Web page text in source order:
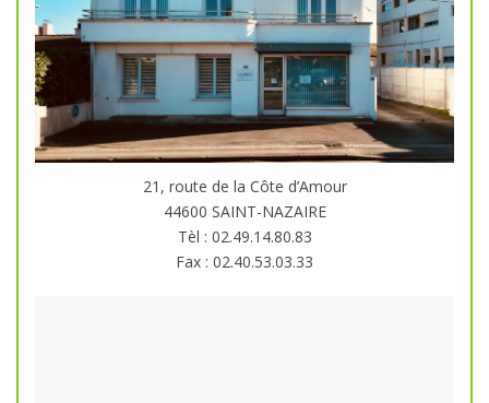
21, route de la Côte d’Amour
44600 SAINT-NAZAIRE
Tèl : 02.49.14.80.83
Fax : 02.40.53.03.33